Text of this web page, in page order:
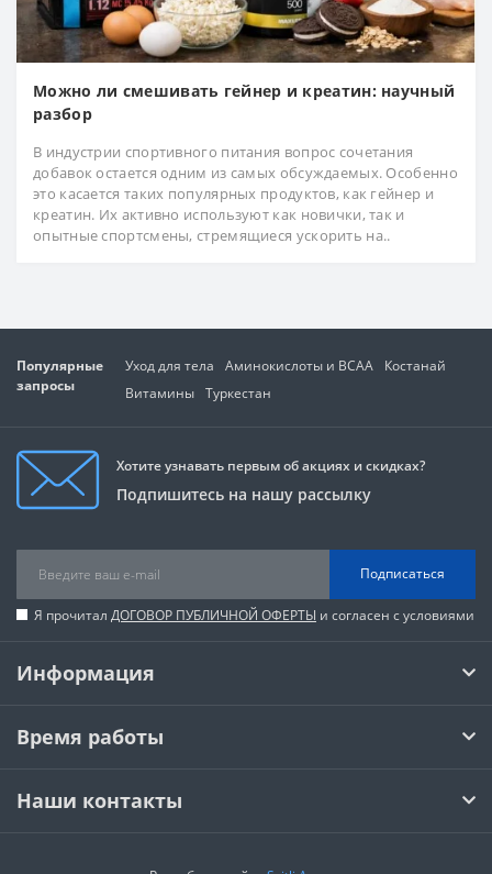
Можно ли смешивать гейнер и креатин: научный
разбор
В индустрии спортивного питания вопрос сочетания
добавок остается одним из самых обсуждаемых. Особенно
это касается таких популярных продуктов, как гейнер и
креатин. Их активно используют как новички, так и
опытные спортсмены, стремящиеся ускорить на..
Популярные
запросы
Уход для тела Аминокислоты и BCAA
Костанай
Витамины
Туркестан
Хотите узнавать первым об акциях и скидках?
Подпишитесь на нашу рассылку
Подписаться
Я прочитал ДОГОВОР ПУБЛИЧНОЙ ОФЕРТЫ и согласен с условиями
Информация
Время работы
Наши контакты